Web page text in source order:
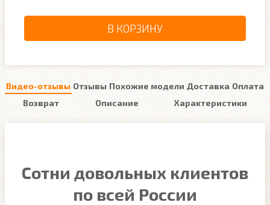
В КОРЗИНУ
Видео-отзывы Отзывы Похожие модели Доставка Оплата
Возврат
Описание Характеристики
Сотни довольных клиентов
по всей России